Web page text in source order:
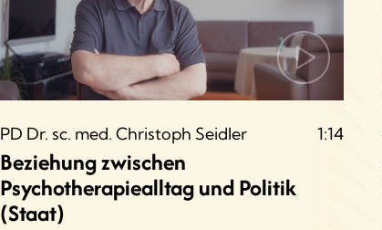
PD Dr. sc. med. Christoph Seidler 1:14
Beziehung zwischen
Psychotherapiealltag und Politik
(Staat)